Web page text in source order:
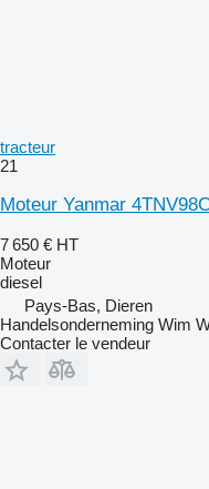
tracteur
21
Moteur Yanmar
7 650 € HT
Moteur
diesel
Pays-Bas, Dieren
Handelsonderneming Wim
Contacter le vendeur